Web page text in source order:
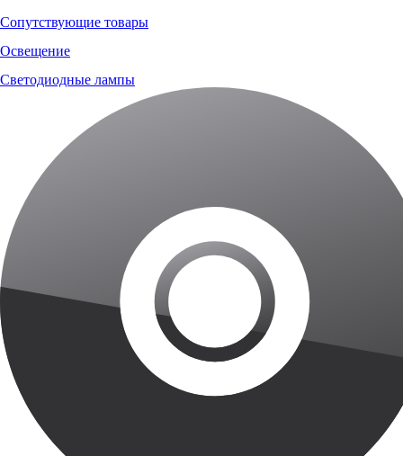
Сопутствующие товары
Освещение
Светодиодные лампы